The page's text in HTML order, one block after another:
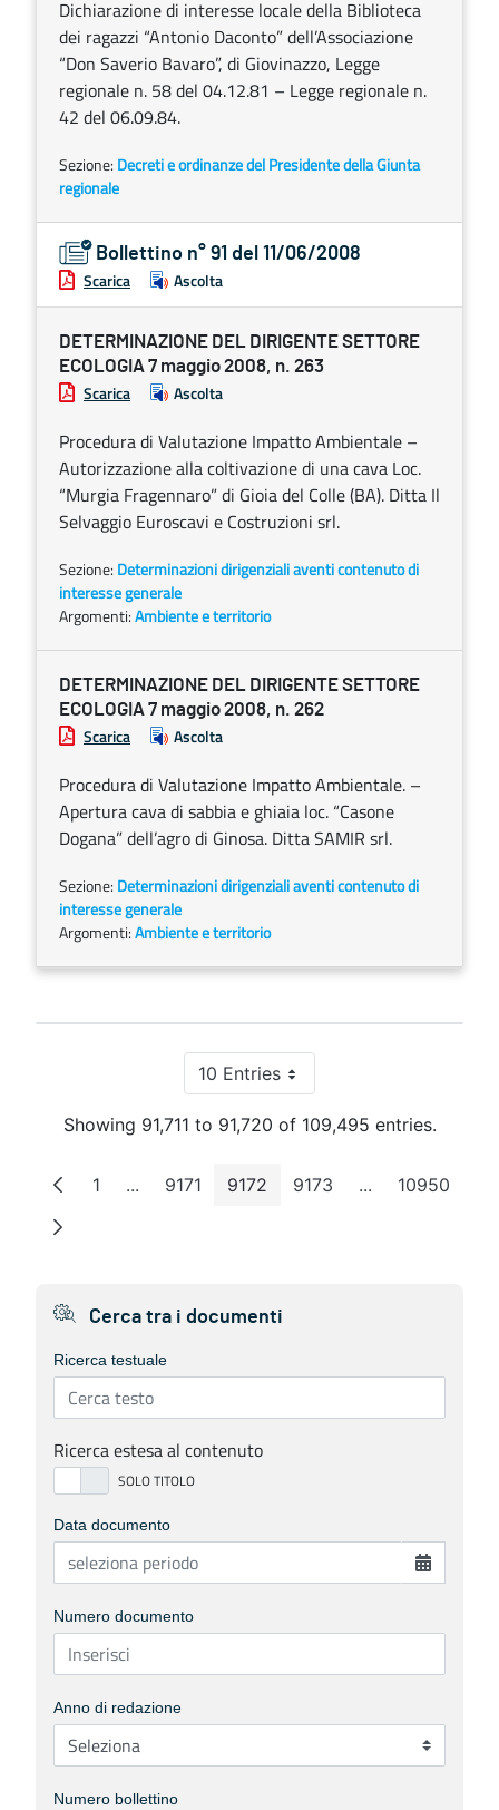
Dichiarazione di interesse locale della Biblioteca
dei ragazzi “Antonio Daconto” dell’Associazione
“Don Saverio Bavaro”, di Giovinazzo, Legge
regionale n. 58 del 04.12.81 – Legge regionale n.
42 del 06.09.84.
Sezione: Decreti e ordinanze del Presidente della Giunta
regionale
Bollettino n° 91 del 11/06/2008
Scarica Ascolta
DETERMINAZIONE DEL DIRIGENTE SETTORE
ECOLOGIA 7 maggio 2008, n. 263
Scarica Ascolta
Procedura di Valutazione Impatto Ambientale –
Autorizzazione alla coltivazione di una cava Loc.
“Murgia Fragennaro” di Gioia del Colle (BA). Ditta Il
Selvaggio Euroscavi e Costruzioni srl.
Sezione: Determinazioni dirigenziali aventi contenuto di
interesse generale
Argomenti:Ambiente e territorio
DETERMINAZIONE DEL DIRIGENTE SETTORE
ECOLOGIA 7 maggio 2008, n. 262
Scarica Ascolta
Procedura di Valutazione Impatto Ambientale. –
Apertura cava di sabbia e ghiaia loc. “Casone
Dogana” dell’agro di Ginosa. Ditta SAMIR srl.
Sezione: Determinazioni dirigenziali aventi contenuto di
interesse generale
Argomenti:Ambiente e territorio
10 EntriesPer Page
Showing 91,711 to 91,720 of 109,495 entries.
Page
1 ...Intermediate Pages
Page
9171 Page
9172 Page
9173 ...Intermediate
Page
10950
Cerca tra i documenti
Ricerca testuale
Ricerca estesa al contenuto
Data documento
Numero documento
Anno di redazione
Numero bollettino